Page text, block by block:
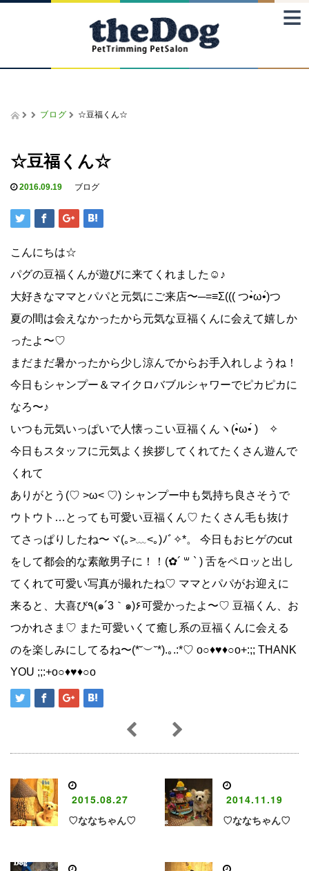
≡
ブログ ☆豆福くん☆
☆豆福くん☆
2016.09.19 ブログ
こんにちは☆
パグの豆福くんが遊びに来てくれました☺♪
大好きなママとパパと元気にご来店〜─=≡Σ((( つ•̀ω•́)つ
夏の間は会えなかったから元気な豆福くんに会えて嬉しか
ったよ〜♡
まだまだ暑かったから少し涼んでからお手入れしようね！
今日もシャンプー＆マイクロバブルシャワーでピカピカに
なろ〜♪
いつも元気いっぱいで人懐っこい豆福くんヽ(•̀ω•́ )ゝ✧
今日もスタッフに元気よく挨拶してくれてたくさん遊んで
くれて
ありがとう(♡ >ω< ♡) シャンプー中も気持ち良さそうで
ウトウト…とっても可愛い豆福くん♡ たくさん毛も抜け
てさっぱりしたね〜ヾ(｡>﹏<｡)ﾉﾞ✧*。 今日もおヒゲのcut
をして都会的な素敵男子に！！(✿´ ꒳ ` ) 舌をペロッと出し
てくれて可愛い写真が撮れたね♡ ママとパパがお迎えに
来ると、大喜び٩(๑´3｀๑)۶可愛かったよ〜♡ 豆福くん、お
つかれさま♡ また可愛いくて癒し系の豆福くんに会える
のを楽しみにしてるね〜(*˘︶˘*).｡.:*♡ o○♦♥♦○o+:;; THANK
YOU ;;:+o○♦♥♦○o
2015.08.27
♡ななちゃん♡
2014.11.19
♡ななちゃん♡